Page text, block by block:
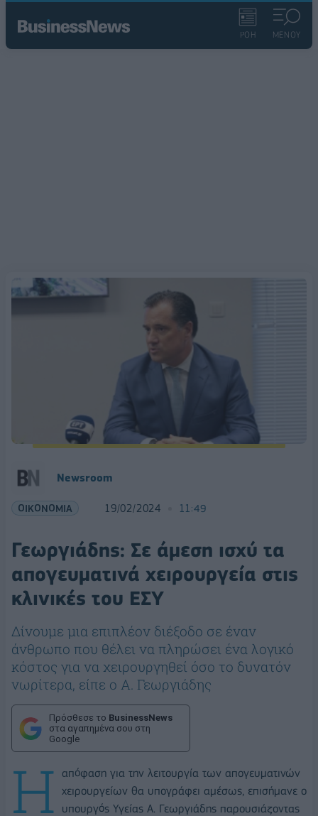
ΡΟΗ ΜΕΝΟΥ
Newsroom
ΟΙΚΟΝΟΜΙΑ 19/02/2024 11:49
Γεωργιάδης: Σε άμεση ισχύ τα
απογευματινά χειρουργεία στις
κλινικές του ΕΣΥ
Δίνουμε μια επιπλέον διέξοδο σε έναν
άνθρωπο που θέλει να πληρώσει ένα λογικό
κόστος για να χειρουργηθεί όσο το δυνατόν
νωρίτερα, είπε ο Α. Γεωργιάδης
Πρόσθεσε το BusinessNews
στα αγαπημένα σου στη
Google
Η
απόφαση για την λειτουργία των απογευματινών
χειρουργείων θα υπογράφει αμέσως, επισήμανε ο
υπουργός Υγείας Α. Γεωργιάδης παρουσιάζοντας